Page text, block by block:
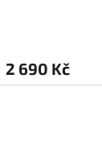
2 690 Kč